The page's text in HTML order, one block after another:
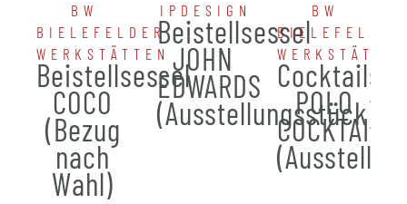
BW
BIELEFELDER
WERKSTÄTTEN
Beistellsessel
COCO
(Bezug
nach
Wahl)
IPDESIGN
Beistellsessel
JOHN
EDWARDS
(Ausstellungsstück)
BW
BIELEFELDER
POLO
COCKTAIL